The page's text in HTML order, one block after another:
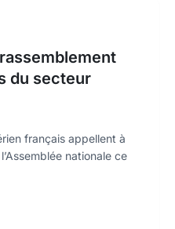
du secteur
français appellent à
nationale ce